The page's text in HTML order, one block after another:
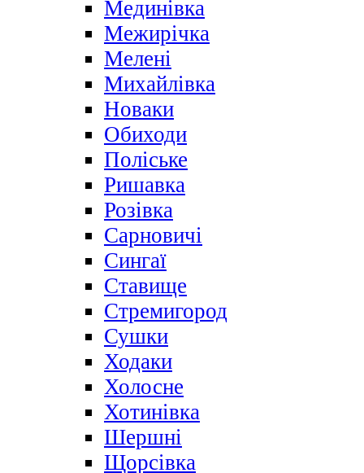
Мединівка
Межирічка
Мелені
Михайлівка
Новаки
Обиходи
Поліське
Ришавка
Розівка
Сарновичі
Сингаї
Ставище
Стремигород
Сушки
Ходаки
Холосне
Хотинівка
Шершні
Щорсівка